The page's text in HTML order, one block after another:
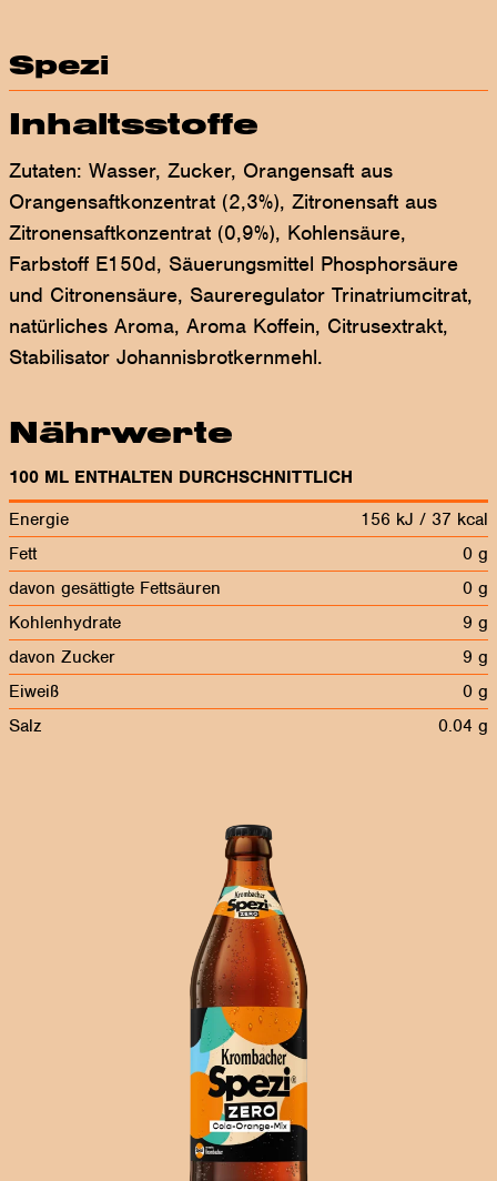
Spezi
Inhaltsstoffe
Zutaten: Wasser, Zucker, Orangensaft aus
Orangensaftkonzentrat (2,3%), Zitronensaft aus
Zitronensaftkonzentrat (0,9%), Kohlensäure,
Farbstoff E150d, Säuerungsmittel Phosphorsäure
und Citronensäure, Saureregulator Trinatriumcitrat,
natürliches Aroma, Aroma Koffein, Citrusextrakt,
Stabilisator Johannisbrotkernmehl.
Nährwerte
100 ML ENTHALTEN DURCHSCHNITTLICH
Energie
156 kJ / 37 kcal
Fett
0 g
davon gesättigte Fettsäuren
0 g
Kohlenhydrate
9 g
davon Zucker
9 g
Eiweiß
0 g
Salz
0.04 g